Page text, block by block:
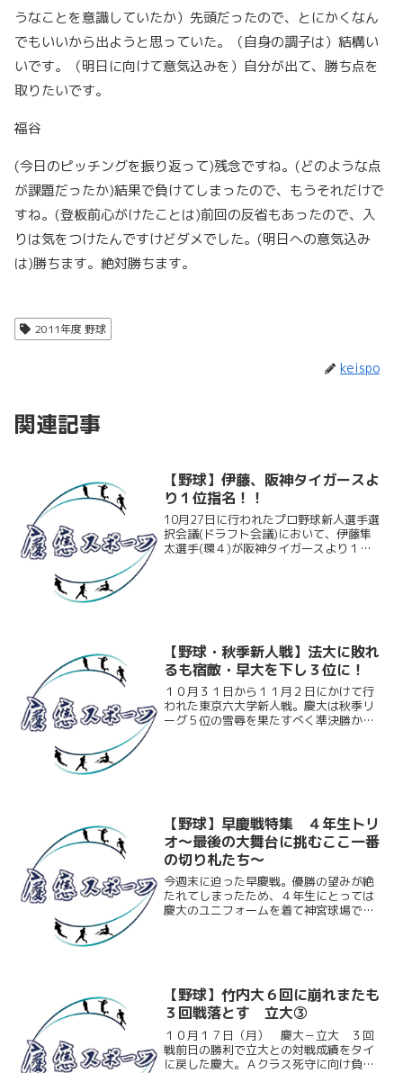
うなことを意識していたか）先頭だったので、とにかくなん
でもいいから出ようと思っていた。（自身の調子は）結構い
いです。（明日に向けて意気込みを）自分が出て、勝ち点を
取りたいです。
福谷
(今日のピッチングを振り返って)残念ですね。(どのような点
が課題だったか)結果で負けてしまったので、もうそれだけで
すね。(登板前心がけたことは)前回の反省もあったので、入
りは気をつけたんですけどダメでした。(明日への意気込み
は)勝ちます。絶対勝ちます。
2011年度 野球
keispo
関連記事
【野球】伊藤、阪神タイガースよ
り１位指名！！
10月27日に行われたプロ野球新人選手選
択会議(ドラフト会議)において、伊藤隼
太選手(環４)が阪神タイガースより１順
【野球・秋季新人戦】法大に敗れ
るも宿敵・早大を下し３位に！
１０月３１日から１１月２日にかけて行
われた東京六大学新人戦。慶大は秋季リ
ーグ５位の雪辱を果たすべく準決勝から
【野球】早慶戦特集 ４年生トリ
オ～最後の大舞台に挑むここ一番
の切り札たち～
今週末に迫った早慶戦。優勝の望みが絶
たれてしまったため、４年生にとっては
慶大のユニフォームを着て神宮球場でプ
【野球】竹内大６回に崩れまたも
３回戦落とす 立大③
１０月１７日（月） 慶大－立大 ３回
戦前日の勝利で立大との対戦成績をタイ
に戻した慶大。Ａクラス死守に向け負け